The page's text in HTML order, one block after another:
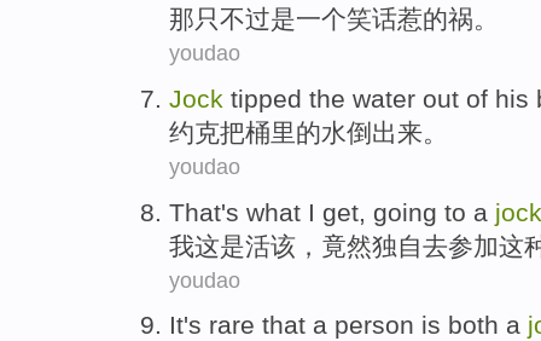
那只不过是一个笑话惹的祸。
youdao
Jock tipped the water out of his
约克把桶里的水倒 出来。
youdao
That's what I get, going to a jock
我这是活该 ，竟然独自去参加这
youdao
It's rare that a person is both a